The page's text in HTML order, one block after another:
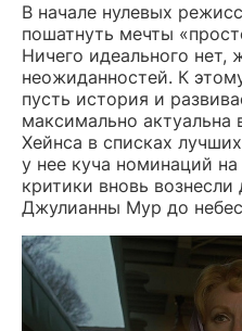
В начале нулевых
пошатнуть мечты
Ничего идеального нет,
неожиданностей. К
пусть история и
максимально актуальна
Хейнса в списках
у нее куча номинаций
критики вновь
Джулианны Мур до